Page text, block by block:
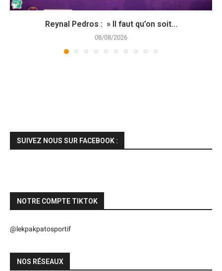
Reynal Pedros : » Il faut qu’on soit...
08/08/2026
SUIVEZ NOUS SUR FACEBOOK :
NOTRE COMPTE TIKTOK
@lekpakpatosportif
NOS RÉSEAUX